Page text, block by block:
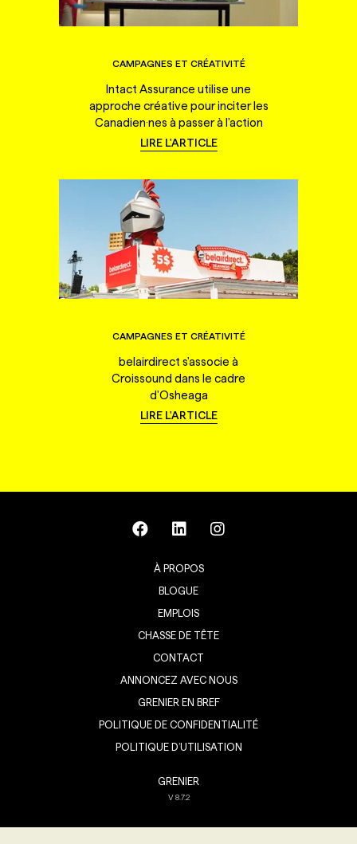
CAMPAGNES ET CRÉATIVITÉ
Intact Assurance utilise une
approche créative pour inciter les
Canadien·nes à passer à l'action
LIRE L'ARTICLE
CAMPAGNES ET CRÉATIVITÉ
belairdirect s'associe à
Croissound dans le cadre
d'Osheaga
LIRE L'ARTICLE
À PROPOS
BLOGUE
EMPLOIS
CHASSE DE TÊTE
CONTACT
ANNONCEZ AVEC NOUS
GRENIER EN BREF
POLITIQUE DE CONFIDENTIALITÉ
POLITIQUE D’UTILISATION
GRENIER
V8.7.2